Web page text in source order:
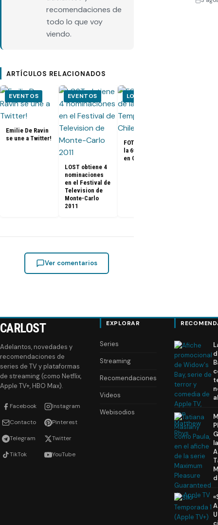
recomendaciones de
todo lo que voy
viendo.
ARTÍCULOS RELACIONADOS
EVENTOS
Emilie De Ravin
se une a Twitter!
EVENTOS
LOST obtiene 4
nominaciones
en el Festival de
Television de
Monte-Carlo
2011
LOST
FOTOS – DVD de
la 6ta Temporada
en Chile
Ver comentarios
CARLOST
Adelantos, novedades y
recomendaciones de
series de TV y plataformas
de streaming (como Netflix,
Apple TV+, HBO Max).
Facebook Instagram
Contacto Pinterest
Telegram Twitter
TikTok YouTube
EXPLORAR
Series
Streaming
Recomendaciones
Videos
Webisodios